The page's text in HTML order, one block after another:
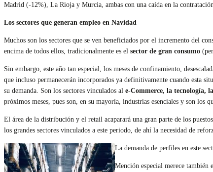
Madrid (-12%), La Rioja y Murcia, ambas con una caída en la
Los sectores que generan empleo en Navidad
Muchos son los sectores que se ven beneficiados por el incremento del
encima de todos ellos, tradicionalmente es el sector de gran consumo
Sin embargo, este año tan especial, los meses de confinamiento,
que incluso permanecerán incorporados ya definitivamente cuando esta
su demanda. Son los sectores vinculados al e-Commerce, la tecnología,
próximos meses, pues son, en su mayoría, industrias esenciales y son los
El área de la distribución y el retail acaparará una gran parte de los
los grandes sectores vinculados a este periodo, de ahí la necesidad de
La demanda de perfiles en este
Mención especial merece también